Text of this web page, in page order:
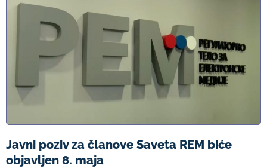
Javni poziv za članove Saveta REM biće
objavljen 8. maja